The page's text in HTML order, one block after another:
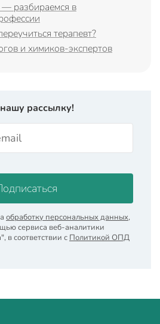
разбираемся в
терапевт?
и химиков-экспертов
рассылку!
обработку персональных данных,
сервиса веб-аналитики
в соответствии с Политикой ОПД